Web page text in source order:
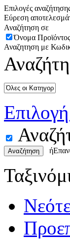
Επιλογές
Εύρεση
Αναζήτηση σε
Όνομα Προϊόντος
Αναζητηση με
Αναζήτηση ή